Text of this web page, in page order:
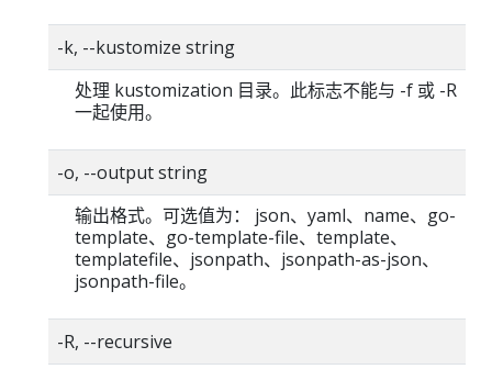
-k, --kustomize string
处理 kustomization 目录。此标志不能与 -f 或 -R
一起使用。
-o, --output string
输出格式。可选值为： json、yaml、name、go-
template、go-template-file、template、
templatefile、jsonpath、jsonpath-as-json、
jsonpath-file。
-R, --recursive